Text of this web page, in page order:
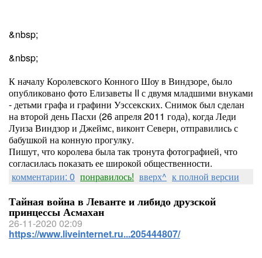
&nbsp;
&nbsp;
К началу Королевского Конного Шоу в Виндзоре, было
опубликовано фото Елизаветы II с двумя младшими внуками
- детьми графа и графини Уэссекских. Снимок был сделан
на второй день Пасхи (26 апреля 2011 года), когда Леди
Луиза Виндзор и Джеймс, виконт Северн, отправились с
бабушкой на конную прогулку.
Пишут, что королева была так тронута фотографией, что
согласилась показать ее широкой общественности.
комментарии: 0 понравилось! вверх^ к полной версии
Тайная война в Леванте и либидо друзской
принцессы Асмахан
26-11-2020 02:09
https://www.liveinternet.ru...205444807/